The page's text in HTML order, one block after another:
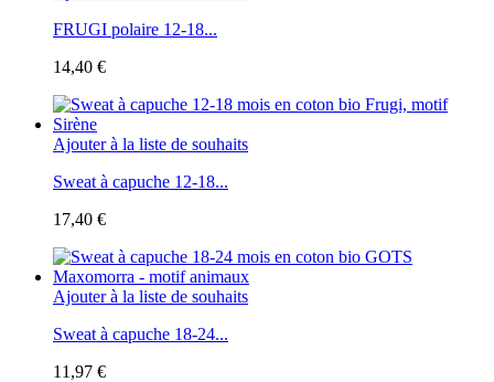
FRUGI polaire 12-18...
14,40 €
Ajouter à la liste de souhaits
Sweat à capuche 12-18...
17,40 €
Ajouter à la liste de souhaits
Sweat à capuche 18-24...
11,97 €